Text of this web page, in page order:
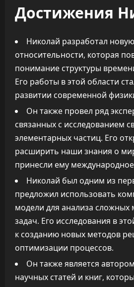
Достижения
Николай разработал
относительности, которая
понимание структуры
Его работы в этой области
развитии современной
Он также провел ряд
связанных с исследованием
элементарных частиц. Его
расширить наши знания о
принесли ему
Николай был одним из
предложил использовать
модели для анализа сложных
задач. Его исследования в
к созданию новых методов
оптимизации процессов.
Он также является
научных статей и книг,